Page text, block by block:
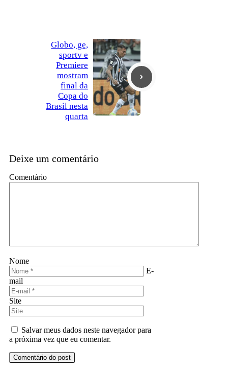
Globo, ge,
sportv e
Premiere
mostram
final da
Copa do
Brasil nesta
quarta
Deixe um comentário
Comentário
Nome
E-
mail
Site
Salvar meus dados neste navegador para
a próxima vez que eu comentar.